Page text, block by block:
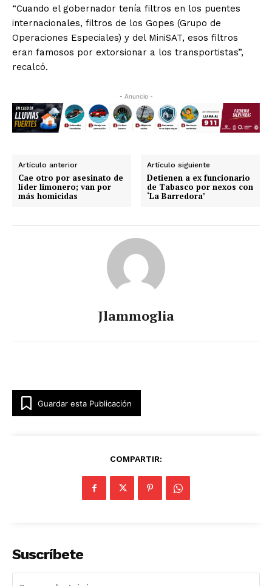
“Cuando el gobernador tenía filtros en los puentes
internacionales, filtros de los Gopes (Grupo de
Operaciones Especiales) y del MiniSAT, esos filtros
eran famosos por extorsionar a los transportistas”,
recalcó.
- Anuncio -
Artículo anterior
Cae otro por asesinato de
líder limonero; van por
más homicidas
Artículo siguiente
Detienen a ex funcionario
de Tabasco por nexos con
‘La Barredora’
Jlammoglia
Guardar esta Publicación
COMPARTIR:
Suscríbete